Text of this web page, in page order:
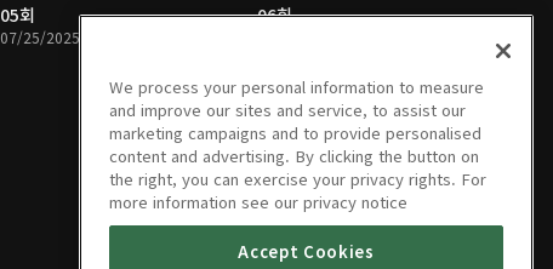
05회
07/25/2025 • 1시간 14분
06회
We process your personal information to measure
and improve our sites and service, to assist our
marketing campaigns and to provide personalised
content and advertising. By clicking the button on
the right, you can exercise your privacy rights. For
more information see our privacy notice
Accept Cookies